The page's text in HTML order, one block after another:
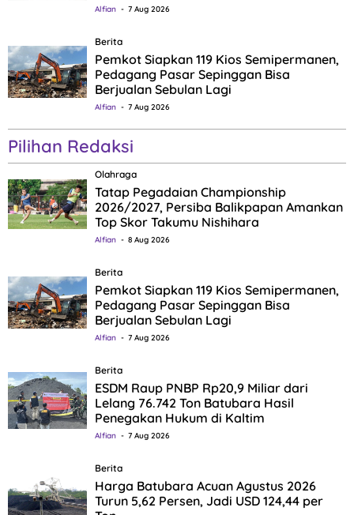
Alfian 7 Aug 2026
Berita
Pemkot Siapkan 119 Kios Semipermanen,
Pedagang Pasar Sepinggan Bisa
Berjualan Sebulan Lagi
Alfian 7 Aug 2026
Pilihan Redaksi
Olahraga
Tatap Pegadaian Championship
2026/2027, Persiba Balikpapan Amankan
Top Skor Takumu Nishihara
Alfian 8 Aug 2026
Berita
Pemkot Siapkan 119 Kios Semipermanen,
Pedagang Pasar Sepinggan Bisa
Berjualan Sebulan Lagi
Alfian 7 Aug 2026
Berita
ESDM Raup PNBP Rp20,9 Miliar dari
Lelang 76.742 Ton Batubara Hasil
Penegakan Hukum di Kaltim
Alfian 7 Aug 2026
Berita
Harga Batubara Acuan Agustus 2026
Turun 5,62 Persen, Jadi USD 124,44 per